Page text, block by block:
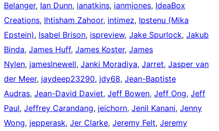
Belanger, Ian Dunn, ianatkins, ianmjones, IdeaBox
Creations, Ihtisham Zahoor, intimez, Ipstenu (Mika
Epstein), Isabel Brison, ispreview, Jake Spurlock, Jakub
Binda, James Huff, James Koster, James
Nylen, jameslnewell, Janki Moradiya, Jarret, Jasper van
der Meer, jaydeep23290, jdy68, Jean-Baptiste
Audras, Jean-David Daviet, Jeff Bowen, Jeff Ong, Jeff
Paul, Jeffrey Carandang, jeichorn, Jenil Kanani, Jenny
Wong, jepperask, Jer Clarke, Jeremy Felt, Jeremy